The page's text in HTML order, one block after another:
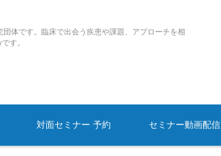
体です。臨床で出会う疾患や課題、アプローチを相
す。
対面セミナー 予約 セミナー動画配信